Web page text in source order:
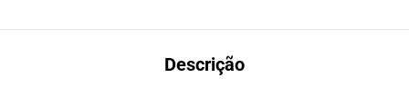
Descrição